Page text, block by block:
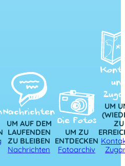
Nachrichten
UM AUF DEM
LAUFENDEN
ZU BLEIBEN
Nachrichten
Die Fotos
UM ZU
ENTDECKEN
Fotoarchiv
UM
ZU